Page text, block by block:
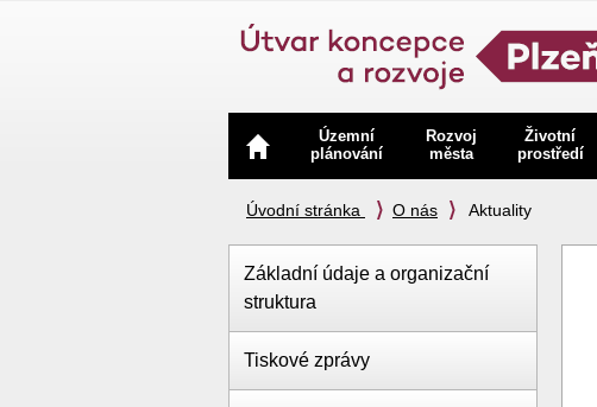
NavigaceÚzemní
plánování
Rozvoj
města
Životní
prostředí
Úvodní stránka O nás Aktuality
Základní údaje a organizační
struktura
Tiskové zprávy